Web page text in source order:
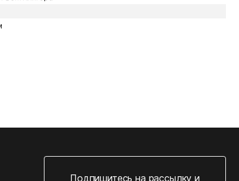
Подпишитесь на рассылку и